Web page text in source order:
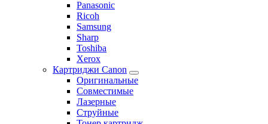
Panasonic
Ricoh
Samsung
Sharp
Toshiba
Xerox
Картриджи Canon
Оригинальные
Совместимые
Лазерные
Струйные